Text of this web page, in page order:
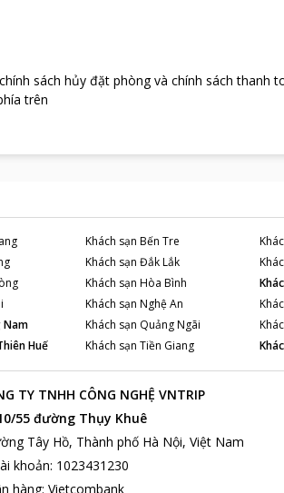
sách hủy đặt phòng và chính sách thanh
trên
Khách sạn Bến Tre
Khách sạn Đắk Lắk
Khách sạn Hòa Bình
Khách sạn Nghệ An
Nam Khách sạn Quảng Ngãi
Huế Khách sạn Tiền Giang
TY TNHH CÔNG NGHỆ VNTRIP
55 đường Thụy Khuê
Tây Hồ, Thành phố Hà Nội, Việt Nam
khoản: 1023431230
hàng: Vietcombank